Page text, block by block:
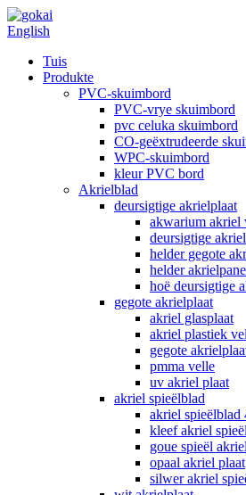
English
Tuis
Produkte
PVC-skuimbord
PVC-vrye skuimbord
pvc celuka skuimbord
CO-geëxtrudeerde
WPC-skuimbord
kleur PVC bord
Akrielblad
deursigtige akrielplaat
akwarium akriel
deursigtige
helder gegote
helder
hoë deursigtige
gegote akrielplaat
akriel glasplaat
akriel plastiek vel
gegote
pmma velle
uv akriel plaat
akriel spieëlblad
akriel spieëlblad
kleef akriel
goue spieël
opaal akriel plaat
silwer akriel